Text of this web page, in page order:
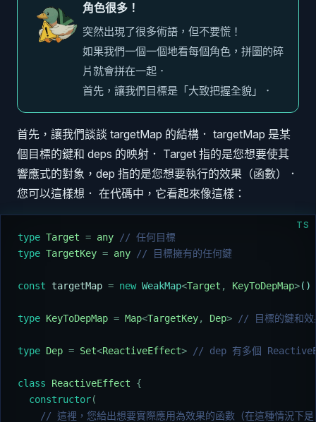
角色很多！
突然出現了很多術語，但不要慌！
如果我們一個一個地看每個角色，拼圖的碎
片就會拼在一起．
首先，讓我們目標是「大致把握全貌」．
首先，讓我們談談 targetMap 的結構． targetMap 是某
個目標的鍵和 deps 的映射． Target 指的是您想要使其
響應式的對象，dep 指的是您想要執行的效果（函數）．
您可以這樣想． 在代碼中，它看起來像這樣：
TS
type Target = any // 任何目標
type TargetKey = any // 目標擁有的任何鍵
const targetMap = new WeakMap<Target , KeyToDepMap>()
type KeyToDepMap = Map<TargetKey, Dep> // 目標的鍵和效
type Dep = Set<ReactiveEffect> // dep 有多個
class ReactiveEffect {
  constructor
(
// 這裡，您給出想要實際應用為效果的函數（在這種情況下